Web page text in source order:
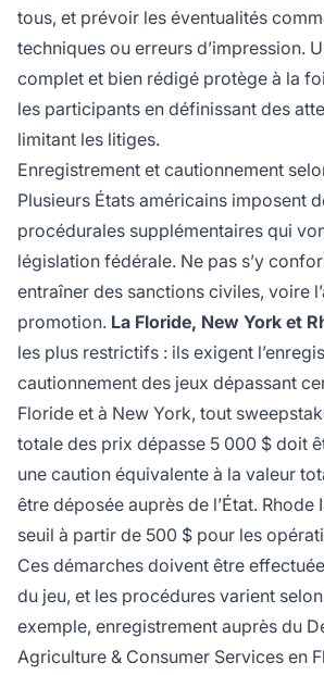
tous, et prévoir les éventualités
techniques ou erreurs d’impression.
complet et bien rédigé protège à la
les participants en définissant des
limitant les litiges.
Enregistrement et cautionnement
Plusieurs États américains imposent
procédurales supplémentaires qui
législation fédérale. Ne pas s’y
entraîner des sanctions civiles, voire
promotion. La Floride, New York et
les plus restrictifs : ils exigent
cautionnement des jeux dépassant
Floride et à New York, tout
totale des prix dépasse 5 000 $ doit
une caution équivalente à la valeur
être déposée auprès de l’État.
seuil à partir de 500 $ pour les
Ces démarches doivent être
du jeu, et les procédures varient selon
exemple, enregistrement auprès du
Agriculture & Consumer Services en